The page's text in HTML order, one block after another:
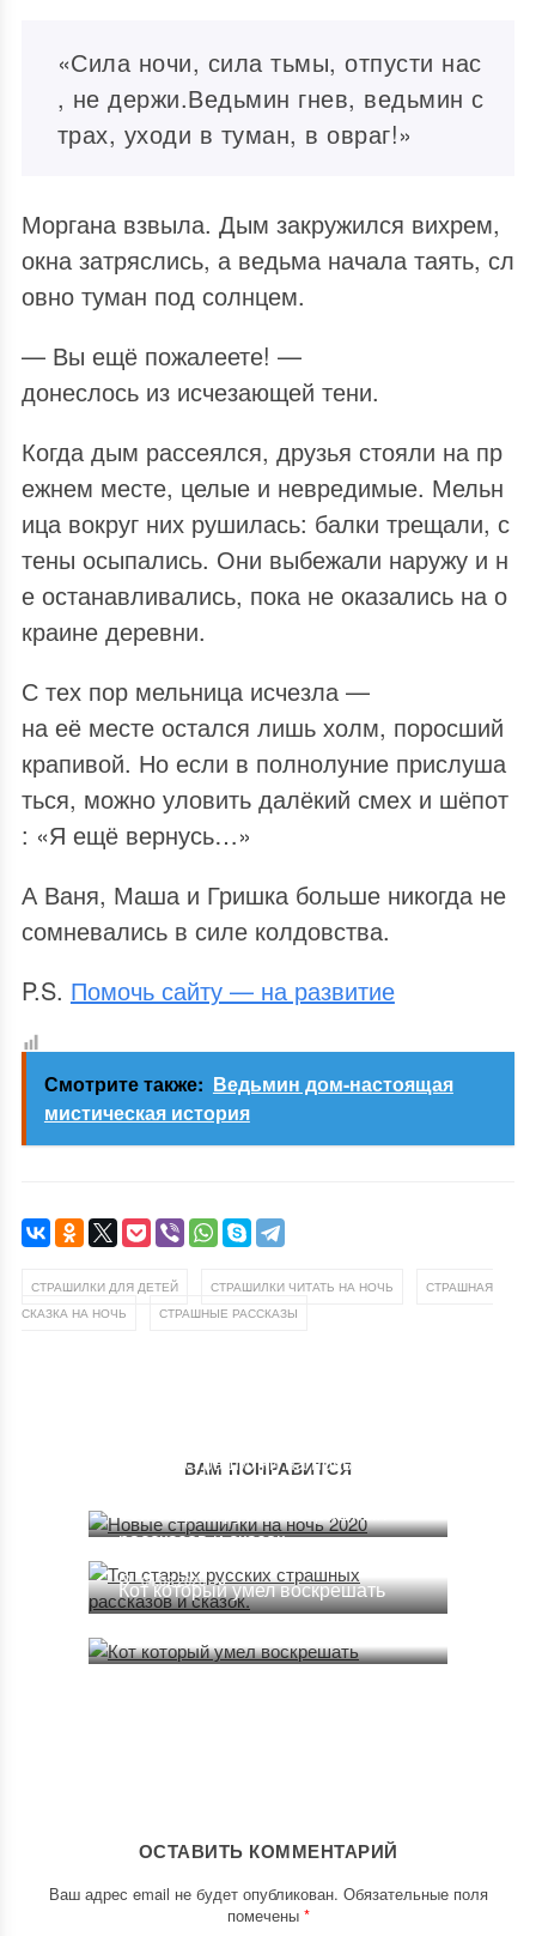
«Сила ночи, сила тьмы, отпусти нас
, не держи.Ведьмин гнев, ведьмин с
трах, уходи в туман, в овраг!»
Моргана взвыла. Дым закружился вихрем,
окна затряслись, а ведьма начала таять, сл
овно туман под солнцем.
— Вы ещё пожалеете! —
донеслось из исчезающей тени.
Когда дым рассеялся, друзья стояли на пр
ежнем месте, целые и невредимые. Мельн
ица вокруг них рушилась: балки трещали, с
тены осыпались. Они выбежали наружу и н
е останавливались, пока не оказались на о
краине деревни.
С тех пор мельница исчезла —
на её месте остался лишь холм, поросший
крапивой. Но если в полнолуние прислуша
ться, можно уловить далёкий смех и шёпот
: «Я ещё вернусь…»
А Ваня, Маша и Гришка больше никогда не
сомневались в силе колдовства.
P.S. Помочь сайту — на развитие
Смотрите также: Ведьмин дом-настоящая
мистическая история
СТРАШИЛКИ ДЛЯ ДЕТЕЙ СТРАШИЛКИ ЧИТАТЬ НА НОЧЬ
СТРАШНАЯ
СКАЗКА НА НОЧЬ
СТРАШНЫЕ РАССКАЗЫ
ВАМ ПОНРАВИТСЯ
Новые страшилки на ночь 2020
Топ старых русских страшных
рассказов и сказок.
04.02.2020
Кот который умел воскрешать
ОСТАВИТЬ КОММЕНТАРИЙ
Ваш адрес email не будет опубликован. Обязательные поля
помечены *